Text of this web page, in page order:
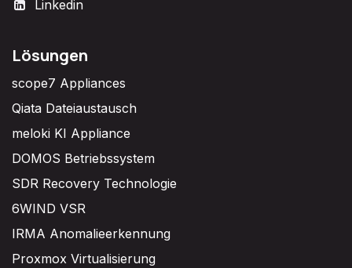
Linkedin
Lösungen
scope7 Appliances
Qiata Dateiaustausch
meloki KI Appliance
DOMOS Betriebssystem
SDR Recovery Technologie
6WIND VSR
IRMA Anomalieerkennung
Proxmox Virtualisierung